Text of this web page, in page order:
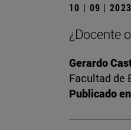
10 | 09 | 2023
¿Docente
Gerardo
Facultad de
Publicado